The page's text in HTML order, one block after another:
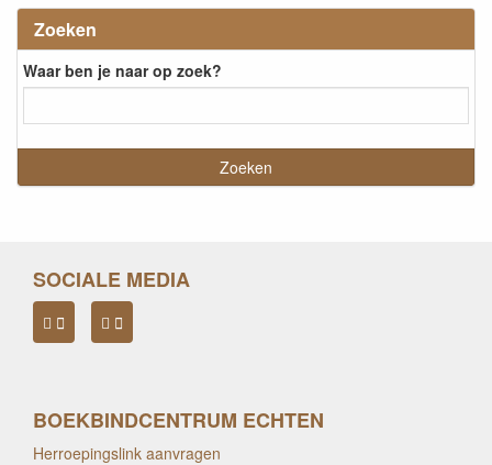
Zoeken
Waar ben je naar op zoek?
SOCIALE MEDIA
BOEKBINDCENTRUM ECHTEN
Herroepingslink aanvragen